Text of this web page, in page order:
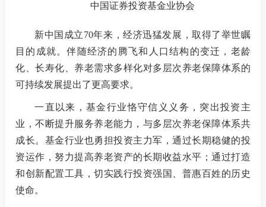
纪律
异常
失联
中国证券投资基金业协会
新中国成立70年来，经济迅猛发展，取得了举世瞩
目的成就。伴随经济的腾飞和人口结构的变迁，老龄
化、长寿化、养老需求多样化对多层次养老保障体系的
可持续发展提出了更高要求。
一直以来，基金行业恪守信义义务，突出投资主
业，不断提升服务养老能力，与多层次养老保障体系共
成长。基金行业也勇担投资主力军，通过长期稳健的投
资运作，努力提高养老资产的长期收益水平；通过打造
和创新配置工具，切实践行投资强国、普惠百姓的历史
使命。